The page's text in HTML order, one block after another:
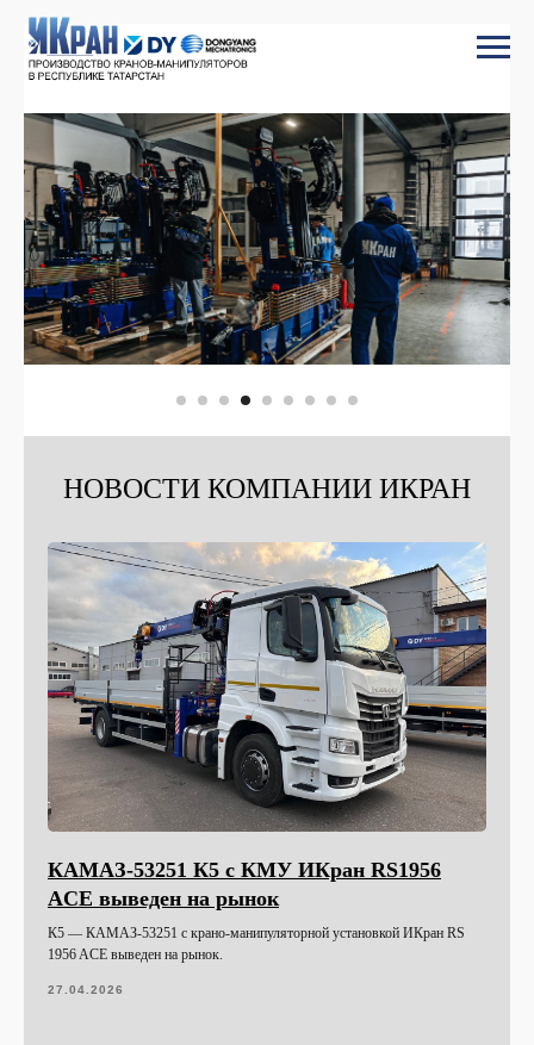
НОВОСТИ КОМПАНИИ ИКРАН
КАМАЗ-53251 К5 с КМУ ИКран RS1956
ACE выведен на рынок
К5 — КАМАЗ-53251 с крано-манипуляторной установкой ИКран RS
1956 ACE выведен на рынок.
27.04.2026